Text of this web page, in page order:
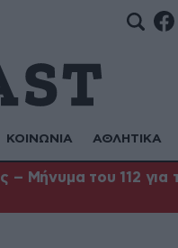
ΚΟΙΝΩΝΙΑ ΑΘΛΗΤΙΚΑ
Μήνυμα του 112 για